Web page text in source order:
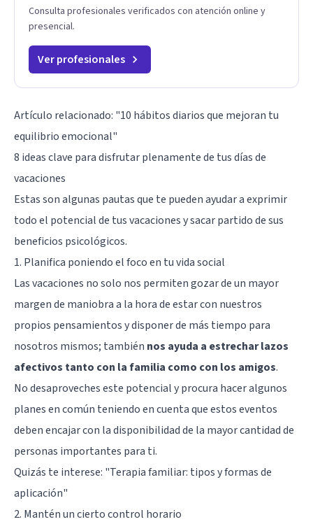
Consulta profesionales verificados con atención online y
presencial.
Ver profesionales
Artículo relacionado: "10 hábitos diarios que mejoran tu
equilibrio emocional"
8 ideas clave para disfrutar plenamente de tus días de
vacaciones
Estas son algunas pautas que te pueden ayudar a exprimir
todo el potencial de tus vacaciones y sacar partido de sus
beneficios psicológicos.
1. Planifica poniendo el foco en tu vida social
Las vacaciones no solo nos permiten gozar de un mayor
margen de maniobra a la hora de estar con nuestros
propios pensamientos y disponer de más tiempo para
nosotros mismos; también nos ayuda a estrechar lazos
afectivos tanto con la familia como con los amigos.
No desaproveches este potencial y procura hacer algunos
planes en común teniendo en cuenta que estos eventos
deben encajar con la disponibilidad de la mayor cantidad de
personas importantes para ti.
Quizás te interese: "Terapia familiar: tipos y formas de
aplicación"
2. Mantén un cierto control horario